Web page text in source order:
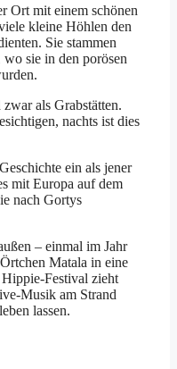
Ort mit einem schönen
kleine Höhlen den
Sie stammen
sie in den porösen
als Grabstätten.
nachts ist dies
ein als jener
mit Europa auf dem
nach Gortys
– einmal im Jahr
Matala in eine
Festival zieht
Musik am Strand
lassen.